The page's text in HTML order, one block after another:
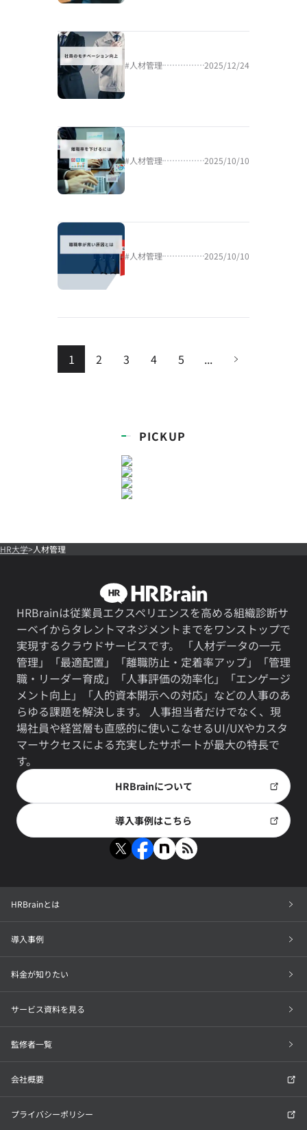
#人材管理 2025/12/24
#人材管理 2025/10/10
#人材管理 2025/10/10
1 2 3 4 5 ...
PICKUP
HR大学 人材管理
HRBrainは従業員エクスペリエンスを高める組織診断サ
ーベイからタレントマネジメントまでをワンストップで
実現するクラウドサービスです。 「人材データの一元
管理」「最適配置」「離職防止・定着率アップ」「管理
職・リーダー育成」「人事評価の効率化」「エンゲージ
メント向上」「人的資本開示への対応」などの人事のあ
らゆる課題を解決します。 人事担当者だけでなく、現
場社員や経営層も直感的に使いこなせるUI/UXやカスタ
マーサクセスによる充実したサポートが最大の特長で
す。
HRBrainについて
導入事例はこちら
HRBrainとは
導入事例
料金が知りたい
サービス資料を見る
監修者一覧
会社概要
プライバシーポリシー